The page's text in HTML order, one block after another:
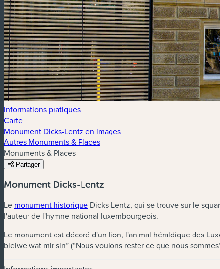
Informations pratiques
Carte
Monument Dicks-Lentz en images
Autres Monuments & Places
Monuments & Places
Partager
Monument Dicks-Lentz
Le monument historique Dicks-Lentz, qui se trouve sur le
l'auteur de l'hymne national luxembourgeois.
Le monument est décoré d'un lion, l'animal héraldique des
bleiwe wat mir sin” (“Nous voulons rester ce que nous